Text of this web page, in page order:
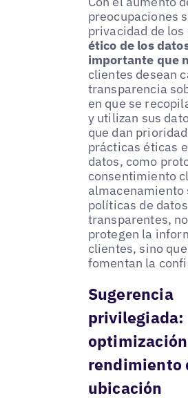
preocupaciones
privacidad de
ético de los
importante que
clientes desean
transparencia
en que se
y utilizan sus
que dan
prácticas éticas
datos, como
consentimiento
almacenamiento
políticas de datos
transparentes,
protegen la
clientes, sino
fomentan la
Sugerencia
privilegiada:
rendimiento
ubicación